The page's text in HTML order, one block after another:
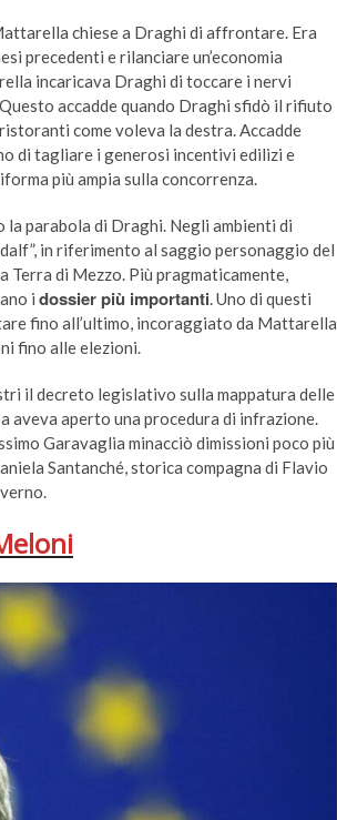
chiese a Draghi di affrontare. Era
precedenti e rilanciare un’economia
incaricava Draghi di toccare i nervi
accadde quando Draghi sfidò il rifiuto
come voleva la destra. Accadde
di tagliare i generosi incentivi edilizi e
più ampia sulla concorrenza.
la parabola di Draghi. Negli ambienti di
in riferimento al saggio personaggio del
Terra di Mezzo. Più pragmaticamente,
i dossier più importanti. Uno di questi
fino all’ultimo, incoraggiato da Mattarella
fino alle elezioni.
il decreto legislativo sulla mappatura delle
aveva aperto una procedura di infrazione.
Garavaglia minacciò dimissioni poco più
Santanché, storica compagna di Flavio